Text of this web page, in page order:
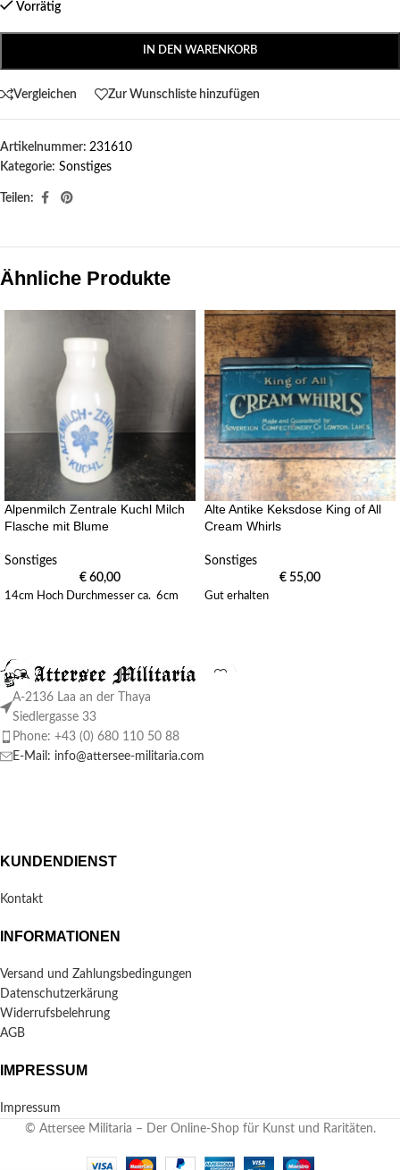
Vorrätig
IN DEN WARENKORB
Vergleichen Zur Wunschliste hinzufügen
Artikelnummer: 231610
Kategorie: Sonstiges
Teilen:
Ähnliche Produkte
Alpenmilch Zentrale Kuchl Milch
Flasche mit Blume
Sonstiges
€ 60,00
14cm Hoch Durchmesser ca. 6cm
Alte Antike Keksdose King of All
Cream Whirls
Sonstiges
€ 55,00
Gut erhalten
A-2136 Laa an der Thaya
Siedlergasse 33
Phone: +43 (0) 680 110 50 88
E-Mail: info@attersee-militaria.com
KUNDENDIENST
Kontakt
INFORMATIONEN
Versand und Zahlungsbedingungen
Datenschutzerkärung
Widerrufsbelehrung
AGB
IMPRESSUM
Impressum
© Attersee Militaria – Der Online-Shop für Kunst und Raritäten.